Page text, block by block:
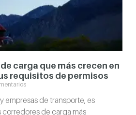
carga que más crecen en
requisitos de permisos
empresas de transporte, es
de carga más